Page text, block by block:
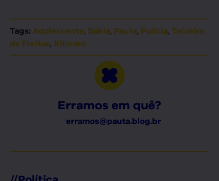
Tags: Adolescente, Bahia, Pauta, Polícia, Teixeira
de Freitas, Xilindró
Erramos em quê?
erramos@pauta.blog.br